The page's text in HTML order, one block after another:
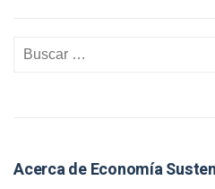
Acerca de Economía